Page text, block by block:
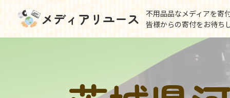
メディアリユース
不用品品なメディアを寄
皆様からの寄付をお待ち